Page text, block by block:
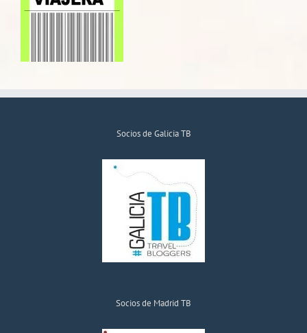
Socios de Galicia TB
Socios de Madrid TB